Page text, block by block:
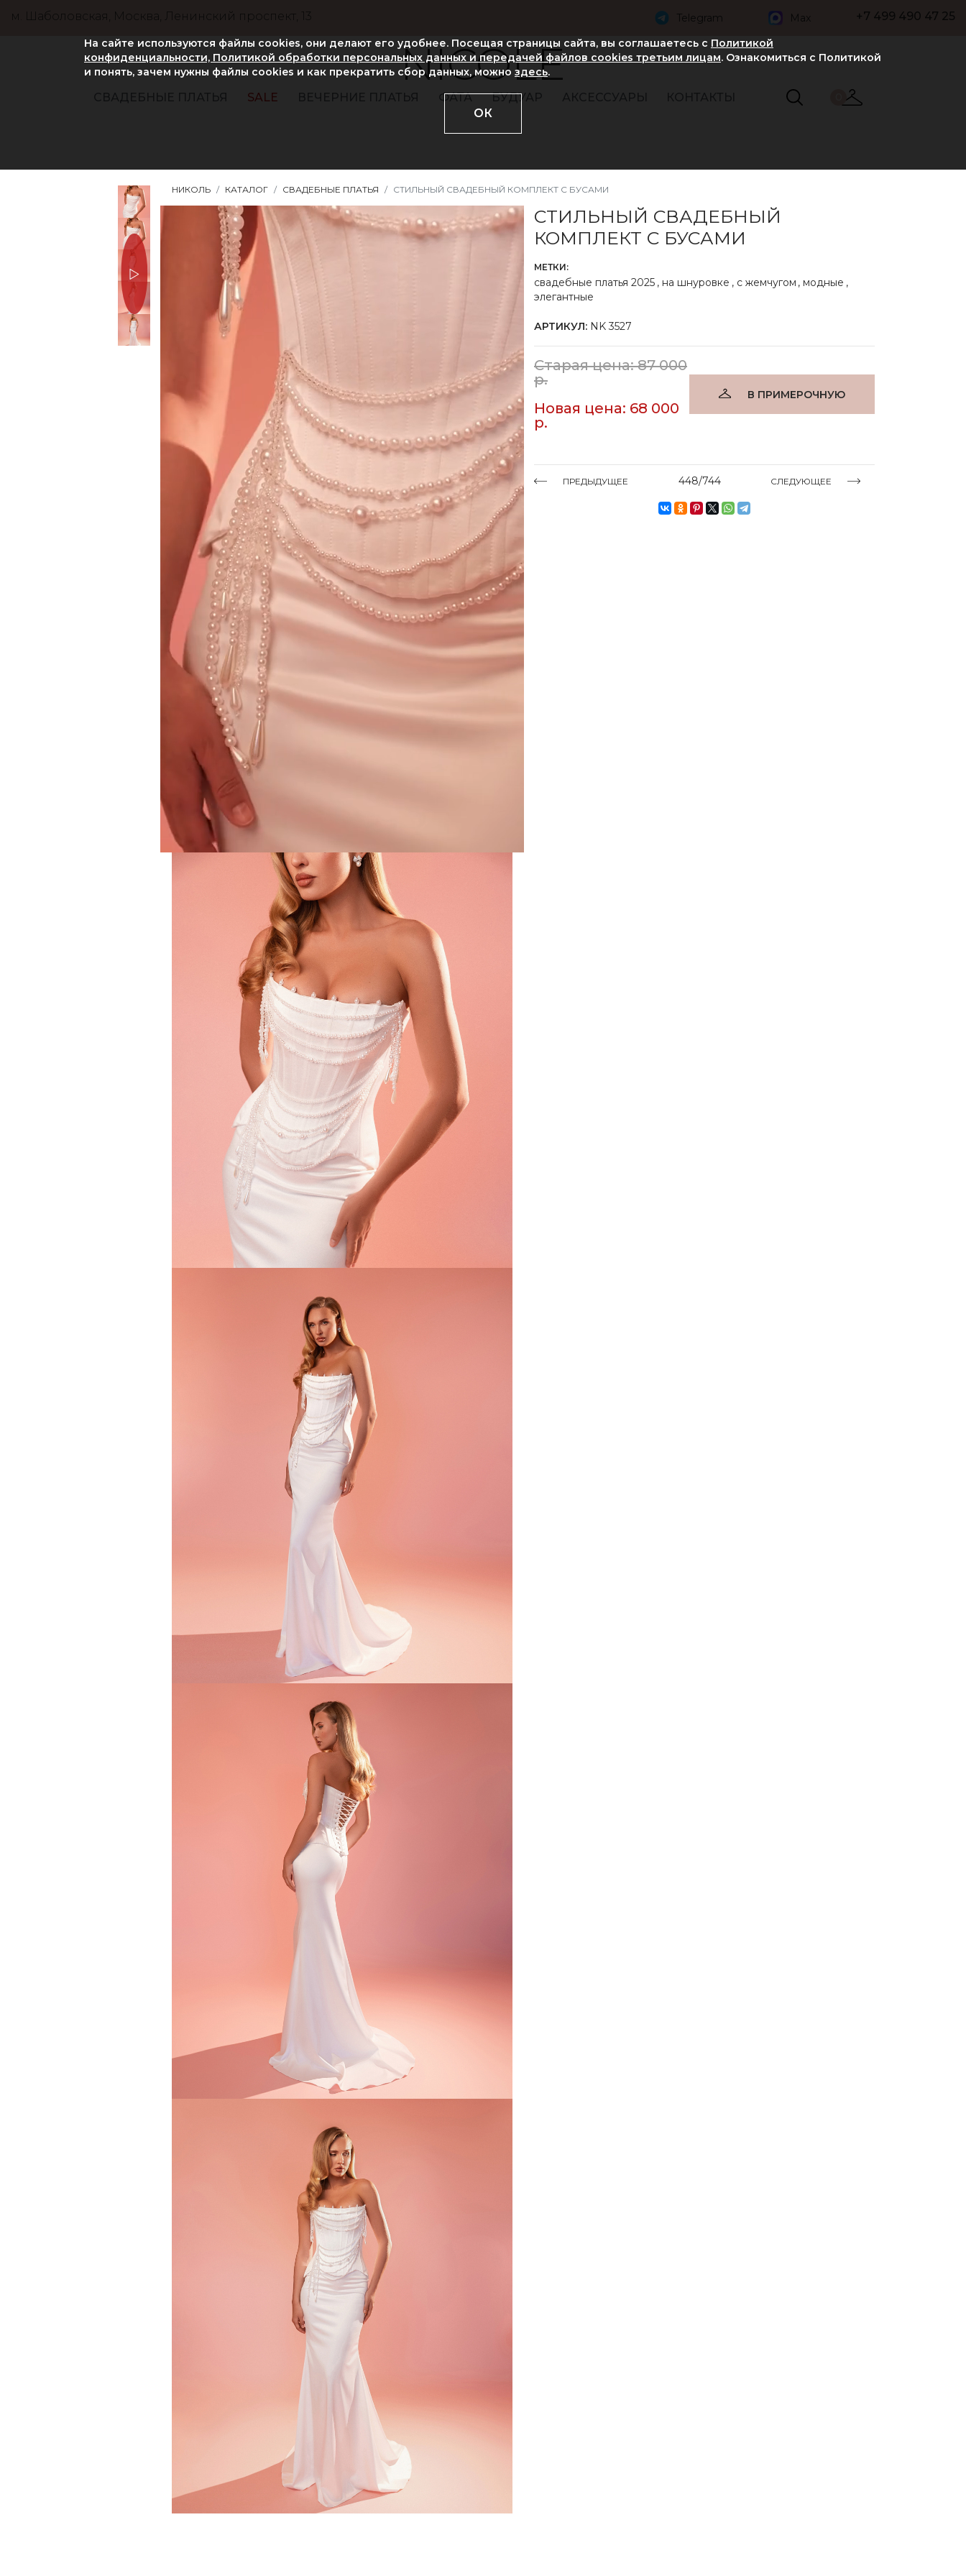
м. Шаболовская, Москва, Ленинский проспект, 13 Telegram Max +7 499 490 47 25
NICOLE
СВАДЕБНЫЕ ПЛАТЬЯ SALE ВЕЧЕРНИЕ ПЛАТЬЯ ФАТА БУДУАР АКСЕССУАРЫ КОНТАКТЫ
НИКОЛЬ КАТАЛОГ СВАДЕБНЫЕ ПЛАТЬЯ СТИЛЬНЫЙ СВАДЕБНЫЙ КОМПЛЕКТ С БУСАМИ
СТИЛЬНЫЙ СВАДЕБНЫЙ
КОМПЛЕКТ С БУСАМИ
МЕТКИ:
свадебные платья 2025 , на шнуровке , с жемчугом , модные ,
элегантные
АРТИКУЛ: NK 3527
Старая цена: 87 000
р.
Новая цена: 68 000
р.
В ПРИМЕРОЧНУЮ
ПРЕДЫДУЩЕЕ 448/744 СЛЕДУЮЩЕЕ
На сайте используются файлы cookies, они делают его удобнее. Посещая страницы сайта, вы соглашаетесь с Политикой
конфиденциальности, Политикой обработки персональных данных и передачей файлов cookies третьим лицам. Ознакомиться с Политикой
и понять, зачем нужны файлы сookies и как прекратить сбор данных, можно здесь.
ОК